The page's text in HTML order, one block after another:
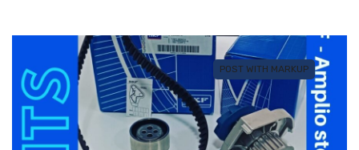
POST WITH MARKUP